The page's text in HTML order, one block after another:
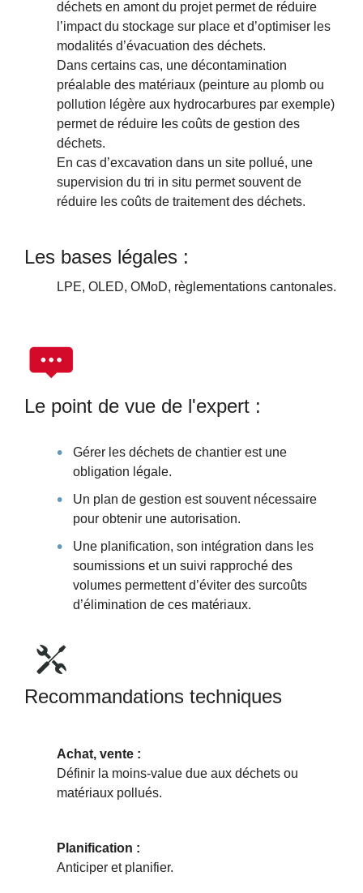
déchets en amont du projet permet de réduire
l’impact du stockage sur place et d’optimiser les
modalités d’évacuation des déchets.
Dans certains cas, une décontamination
préalable des matériaux (peinture au plomb ou
pollution légère aux hydrocarbures par exemple)
permet de réduire les coûts de gestion des
déchets.
En cas d’excavation dans un site pollué, une
supervision du tri in situ permet souvent de
réduire les coûts de traitement des déchets.
Les bases légales :
LPE, OLED, OMoD, règlementations cantonales.
Le point de vue de l'expert :
Gérer les déchets de chantier est une
obligation légale.
Un plan de gestion est souvent nécessaire
pour obtenir une autorisation.
Une planification, son intégration dans les
soumissions et un suivi rapproché des
volumes permettent d’éviter des surcoûts
d’élimination de ces matériaux.
Recommandations techniques
Achat, vente :
Définir la moins-value due aux déchets ou
matériaux pollués.
Planification :
Anticiper et planifier.